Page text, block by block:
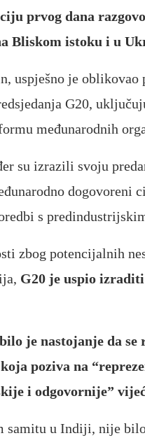
prvog dana
Bliskom istoku i u
uspješno je oblikovao
G20,
međunarodnih
su izrazili svoju
dogovoreni
s
zbog potencijalnih
G20 je uspio
je nastojanje da
poziva na
i odgovornije”
samitu u Indiji, nije